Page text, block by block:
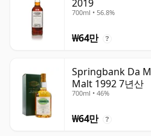
2019
700ml • 56.8%
₩64만 ?
Springbank Da
Malt 1992 7년산
700ml • 46%
₩64만 ?